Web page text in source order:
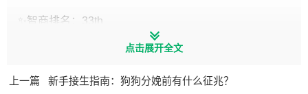
✨智商排名：33th
✨毛色：白色、浅黄色、奶油色
点击展开全文
上一篇 新手接生指南：狗狗分娩前有什么征兆？